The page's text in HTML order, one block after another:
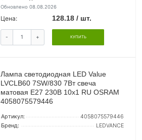
Обновлено 08.08.2026
Цена: 128.18 / шт.
- + КУПИТЬ
Лампа светодиодная LED Value
LVCLB60 7SW/830 7Вт свеча
матовая E27 230В 10х1 RU OSRAM
4058075579446
Артикул:
4058075579446
Бренд:
LEDVANCE